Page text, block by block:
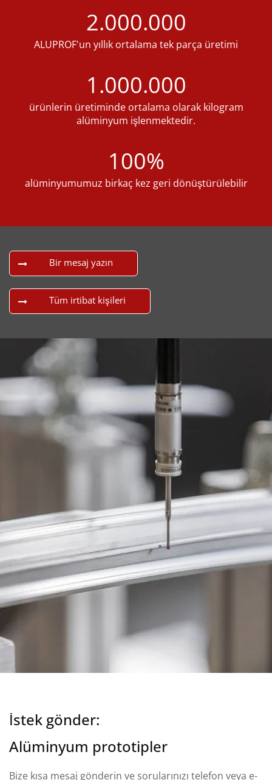
2.000.000
ALUPROF'un yıllık ortalama tek parça üretimi
1.000.000
ürünlerin üretiminde ortalama olarak kilogram
alüminyum işlenmektedir.
100%
alüminyumumuz birkaç kez geri dönüştürülebilir
Bir mesaj yazın
Tüm irtibat kişileri
İstek gönder:
Alüminyum prototipler
Bize kısa mesaj gönderin ve sorularınızı telefon veya e-